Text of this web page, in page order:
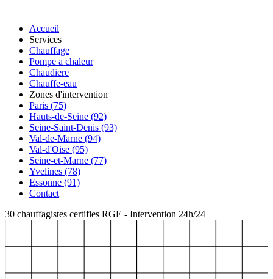
Accueil
Services
Chauffage
Pompe a chaleur
Chaudiere
Chauffe-eau
Zones d'intervention
Paris (75)
Hauts-de-Seine (92)
Seine-Saint-Denis (93)
Val-de-Marne (94)
Val-d'Oise (95)
Seine-et-Marne (77)
Yvelines (78)
Essonne (91)
Contact
30 chauffagistes certifies RGE - Intervention 24h/24